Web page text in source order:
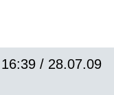
/ 28.07.09